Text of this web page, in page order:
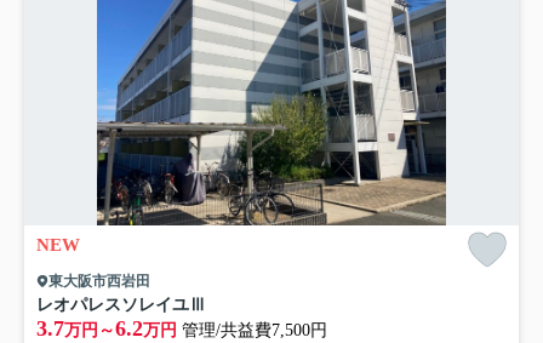
NEW
東大阪市西岩田
レオパレスソレイユⅢ
3.7万円～6.2万円 管理/共益費7,500円